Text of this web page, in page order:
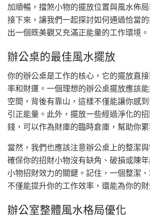
加順暢，擋煞小物的擺放位置與風水佈
接下來，讓我們一起探討如何通過恰當
出一個既美觀又充滿正能量的工作環境。
辦公桌的最佳風水擺放
你的辦公桌是工作的核心，它的擺放直
率和財運。一個理想的辦公桌擺放應該
空間，背後有靠山，這樣不僅能讓你感
引正能量。此外，擺放一些經過淨化的
錢，可以作為財庫的臨時倉庫，幫助你累
當然，我們也應該注意辦公桌上的整潔
確保你的招財小物沒有缺角、破損或陳
小物招財效力的關鍵。記住，一個整潔、
不僅能提升你的工作效率，還能為你的財
辦公室整體風水格局優化